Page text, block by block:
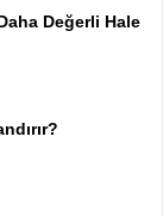
Değerli Hale